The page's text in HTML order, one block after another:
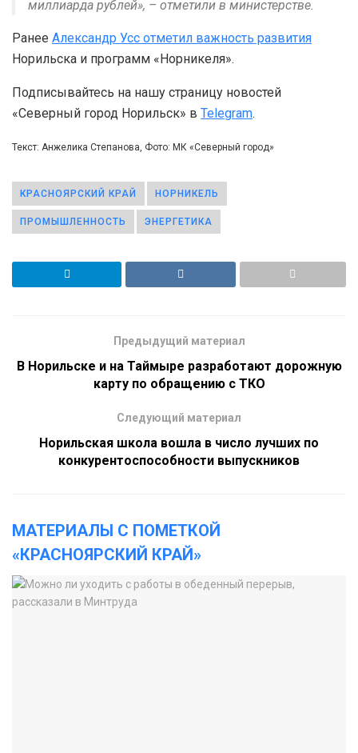
миллиарда рублей», – отметили в министерстве.
Ранее Александр Усс отметил важность развития
Норильска и программ «Норникеля».
Подписывайтесь на нашу страницу новостей
«Северный город Норильск» в Telegram.
Текст: Анжелика Степанова, Фото: МК «Северный город»
КРАСНОЯРСКИЙ КРАЙ НОРНИКЕЛЬ
ПРОМЫШЛЕННОСТЬ ЭНЕРГЕТИКА
Предыдущий материал
В Норильске и на Таймыре разработают дорожную
карту по обращению с ТКО
Следующий материал
Норильская школа вошла в число лучших по
конкурентоспособности выпускников
МАТЕРИАЛЫ С ПОМЕТКОЙ
«КРАСНОЯРСКИЙ КРАЙ»